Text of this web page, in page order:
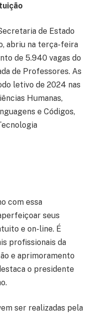
de Estado
abriu na terça-feira
de 5.940 vagas do
de Professores. As
letivo de 2024 nas
Humanas,
e Códigos,
com essa
seus
e on-line. É
profissionais da
e aprimoramento
o presidente
ser realizadas pela